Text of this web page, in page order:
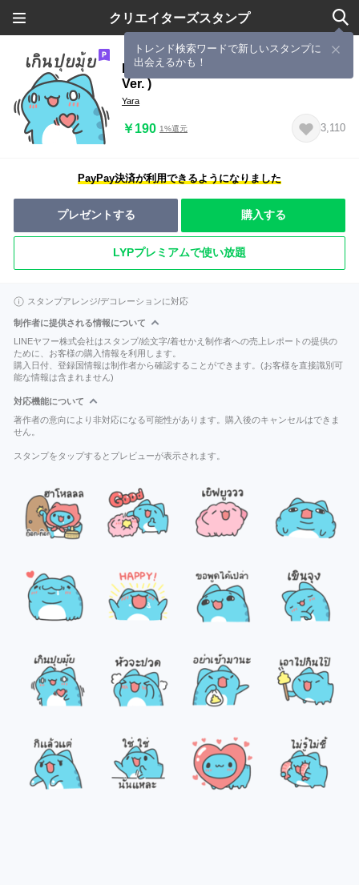
クリエイターズスタンプ
トレンド検索ワードで新しいスタンプに
出会えるかも！
BugCat-Capoo Easy to chat (Thai
Ver. )
Yara
￥190 1%還元 3,110
PayPay決済が利用できるようになりました
プレゼントする 購入する
LYPプレミアムで使い放題
スタンプアレンジ/デコレーションに対応
制作者に提供される情報について
LINEヤフー株式会社はスタンプ/絵文字/着せかえ制作者への売上レポートの提供の
ために、お客様の購入情報を利用します。
購入日付、登録国情報は制作者から確認することができます。(お客様を直接識別可
能な情報は含まれません)
対応機能について
著作者の意向により非対応になる可能性があります。購入後のキャンセルはできま
せん。
スタンプをタップするとプレビューが表示されます。